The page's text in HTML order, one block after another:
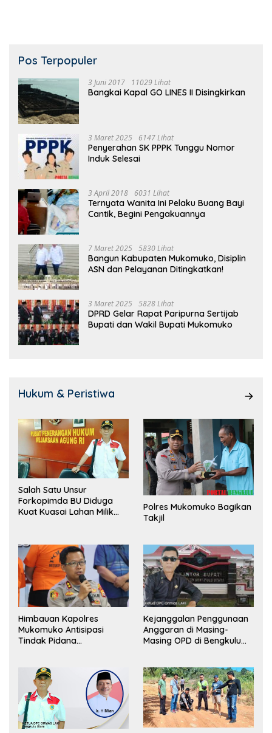
Pos Terpopuler
3 Juni 2017 11029 Lihat
Bangkai Kapal GO LINES II Disingkirkan
3 Maret 2025 6147 Lihat
Penyerahan SK PPPK Tunggu Nomor
Induk Selesai
3 April 2018 6031 Lihat
Ternyata Wanita Ini Pelaku Buang Bayi
Cantik, Begini Pengakuannya
7 Maret 2025 5830 Lihat
Bangun Kabupaten Mukomuko, Disiplin
ASN dan Pelayanan Ditingkatkan!
3 Maret 2025 5828 Lihat
DPRD Gelar Rapat Paripurna Sertijab
Bupati dan Wakil Bupati Mukomuko
Hukum & Peristiwa
Salah Satu Unsur
Forkopimda BU Diduga
Kuat Kuasai Lahan Milik
Polres Mukomuko Bagikan
Takjil
Himbauan Kapolres
Mukomuko Antisipasi
Tindak Pidana
Kejanggalan Penggunaan
Anggaran di Masing-
Masing OPD di Bengkulu